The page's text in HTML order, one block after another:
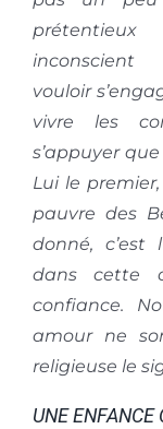
vouloir
vivre les
s’appuyer
Lui le
pauvre des
donné, c’est
dans cette
confiance.
amour ne
religieuse le
UNE ENFANCE